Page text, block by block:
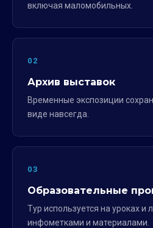
включая маломобильных.
02
Архив выставок
Временные экспозиции
виде навсегда.
03
Образовательные
Тур используется на уроках и
инфометками и материалами.